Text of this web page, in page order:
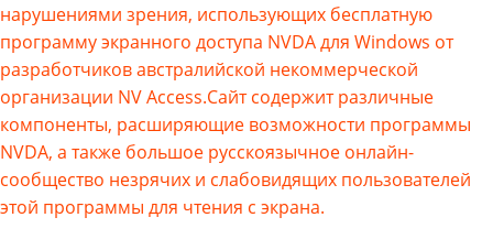
нарушениями зрения, использующих бесплатную
программу экранного доступа NVDA для Windows от
разработчиков австралийской некоммерческой
организации NV Access.Сайт содержит различные
компоненты, расширяющие возможности программы
NVDA, а также большое русскоязычное онлайн-
сообщество незрячих и слабовидящих пользователей
этой программы для чтения с экрана.